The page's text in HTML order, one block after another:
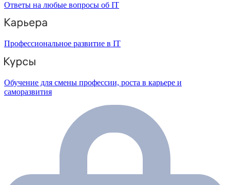
Ответы на любые вопросы об IT
Профессиональное развитие в IT
Обучение для смены профессии, роста в карьере и
саморазвития